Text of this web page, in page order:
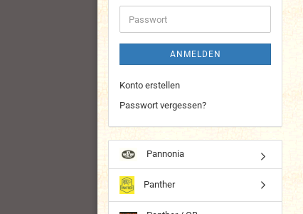
Adresse
Passwort
ANMELDEN
Konto erstellen
Passwort vergessen?
Pannonia
Panther